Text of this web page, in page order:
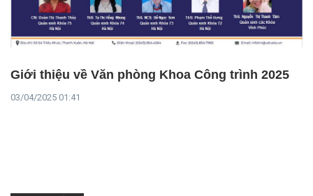
Giới thiệu về Văn phòng Khoa Công trình 2025
03/04/2025 01:41